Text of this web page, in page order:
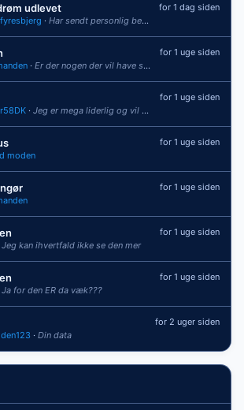
udlevet
· Har sendt personlig besked [/quote] Du skal leve, nyde, lære og opdrages
for 1 dag siden
· Er der nogen der vil have sex i aften omkring Helsingør
for 1 uge siden
· Jeg er mega liderlig og vil gerne sprøjte vildt
for 1 uge siden
moden
for 1 uge siden
for 1 uge siden
Jeg kan ihvertfald ikke se den mer
for 1 uge siden
Ja for den ER da væk???
for 1 uge siden
· Din data
for 2 uger siden